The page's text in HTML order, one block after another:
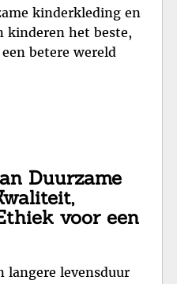
kinderkleding en
kinderen het beste,
betere wereld
Duurzame
voor een
langere levensduur